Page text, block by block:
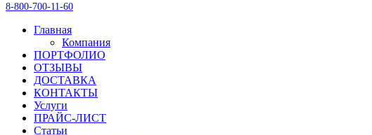
8-800-700-11-60
Главная
Компания
ПОРТФОЛИО
ОТЗЫВЫ
ДОСТАВКА
КОНТАКТЫ
Услуги
ПРАЙС-ЛИСТ
Статьи